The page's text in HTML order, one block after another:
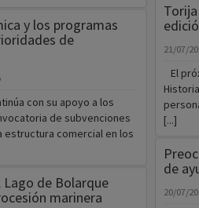
y los programas
de
con su apoyo a los
de subvenciones
estructura comercial en los
Lago de Bolarque
marinera
21/07/
El
[...]
de
20/07/